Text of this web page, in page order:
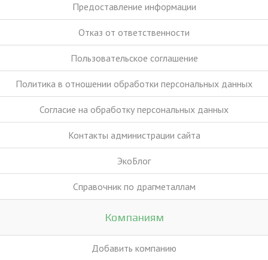
Предоставление информации
Отказ от ответственности
Пользовательское соглашение
Политика в отношении обработки персональных данных
Согласие на обработку персональных данных
Контакты администрации сайта
ЭкоБлог
Справочник по драгметаллам
Компаниям
Добавить компанию